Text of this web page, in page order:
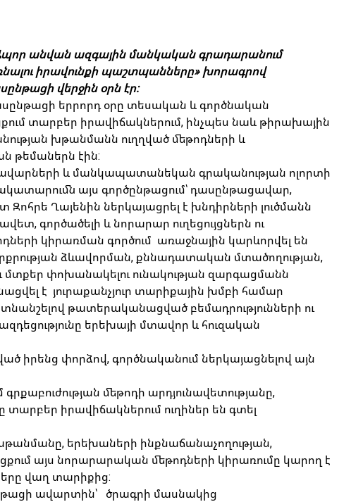
անվան ազգային մանկական գրադարանում
իրավունքի պաշտպանները» խորագրով
վերջին օրն էր:
երրորդ օրը տեսական և գործնական
տարբեր իրավիճակներում, ինչպես նաև թիրախային
խթանմանն ուղղված մեթոդների և
թեմաներն էին:
և մանկապատանեկան գրականության ոլորտի
այս գործընթացում՝ դասընթացավար,
Ղայենին ներկայացրել է խնդիրների լուծմանն
գործածելի և նորարար ուղեցույցներն ու
կիրառման գործում առաջնային կարևորվել են
ձևավորման, քննադատական մտածողության,
ու մտքեր փոխանակելու ունակության զարգացմանն
է յուրաքանչյուր տարիքային խմբի համար
թատերականացված բեմադրությունների ու
երեխայի մտավոր և հուզական
իրենց փորձով, գործնականում ներկայացնելով այն
մեթոդի արդյունավետությանը,
տարբեր իրավիճակներում ուղիներ են գտել
երեխաների ինքնաճանաչողության,
այս նորարարական մեթոդների կիրառումը կարող է
վաղ տարիքից:
ավարտին՝ ծրագրի մասնակից